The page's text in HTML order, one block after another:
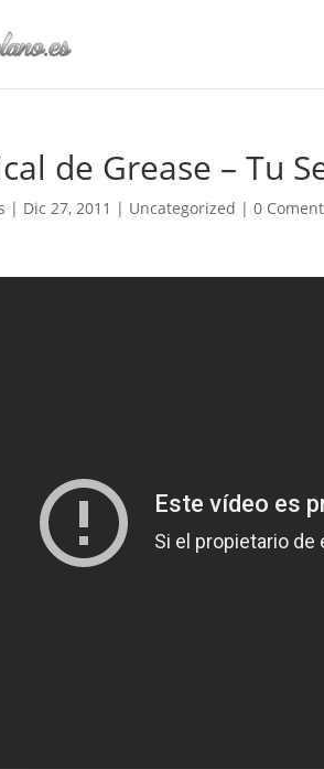
de Grease – Tu
| Dic 27, 2011 | Uncategorized |0